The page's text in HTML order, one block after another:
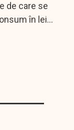
de care se
în lei
pe an,